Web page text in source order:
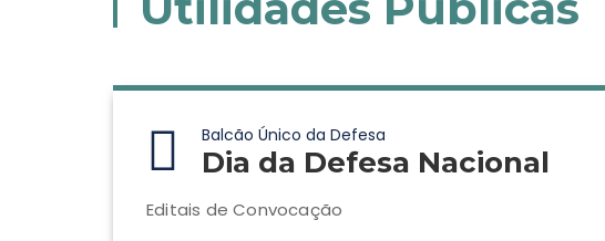
Balcão Único da Defesa
Dia da Defesa Nacional
Editais de Convocação